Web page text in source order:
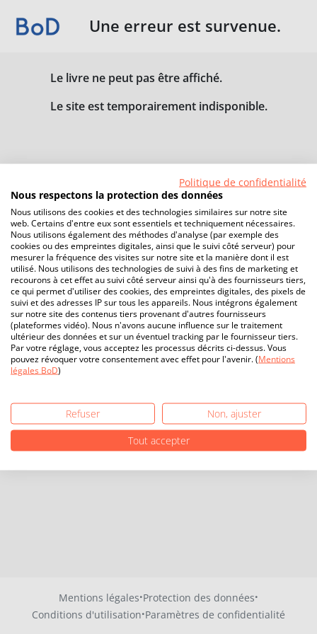
Une erreur est survenue.
Le livre ne peut pas être affiché.
Le site est temporairement indisponible.
Mentions légales·Protection des données·
Conditions d'utilisation·Paramètres de confidentialité
Politique de confidentialité
Nous respectons la protection des données
Nous utilisons des cookies et des technologies similaires sur notre site
web. Certains d'entre eux sont essentiels et techniquement nécessaires.
Nous utilisons également des méthodes d'analyse (par exemple des
cookies ou des empreintes digitales, ainsi que le suivi côté serveur) pour
mesurer la fréquence des visites sur notre site et la manière dont il est
utilisé. Nous utilisons des technologies de suivi à des fins de marketing et
recourons à cet effet au suivi côté serveur ainsi qu'à des fournisseurs tiers,
ce qui permet d'utiliser des cookies, des empreintes digitales, des pixels de
suivi et des adresses IP sur tous les appareils. Nous intégrons également
sur notre site des contenus tiers provenant d'autres fournisseurs
(plateformes vidéo). Nous n'avons aucune influence sur le traitement
ultérieur des données et sur un éventuel tracking par le fournisseur tiers.
Par votre réglage, vous acceptez les processus décrits ci-dessus. Vous
pouvez révoquer votre consentement avec effet pour l'avenir. (Mentions
légales BoD)
Refuser
Non, ajuster
Tout accepter